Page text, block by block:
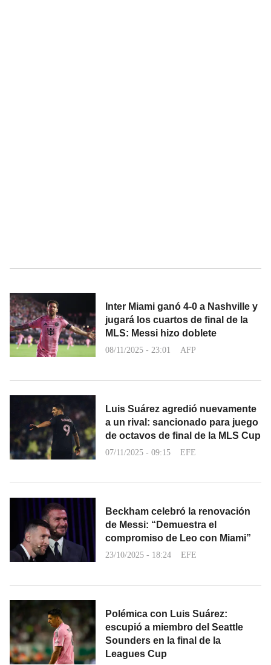
Inter Miami ganó 4-0 a Nashville y
jugará los cuartos de final de la
MLS: Messi hizo doblete
08/11/2025 - 23:01 AFP
Luis Suárez agredió nuevamente
a un rival: sancionado para juego
de octavos de final de la MLS Cup
07/11/2025 - 09:15 EFE
Beckham celebró la renovación
de Messi: “Demuestra el
compromiso de Leo con Miami”
23/10/2025 - 18:24 EFE
Polémica con Luis Suárez:
escupió a miembro del Seattle
Sounders en la final de la
Leagues Cup